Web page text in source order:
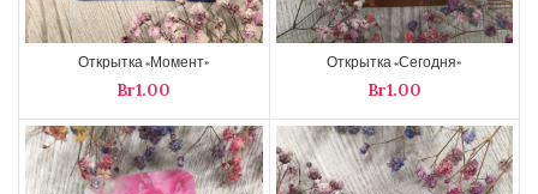
Открытка «Момент»
Br
Открытка «Сегодня»
Br